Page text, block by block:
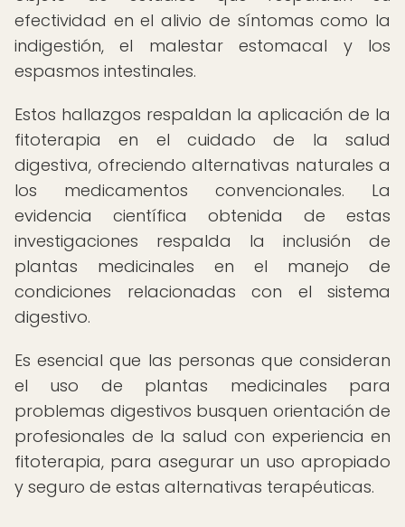
efectividad en el alivio de síntomas como la
indigestión, el malestar estomacal y los
espasmos intestinales.
Estos hallazgos respaldan la aplicación de la
fitoterapia en el cuidado de la salud
digestiva, ofreciendo alternativas naturales a
los medicamentos convencionales. La
evidencia científica obtenida de estas
investigaciones respalda la inclusión de
plantas medicinales en el manejo de
condiciones relacionadas con el sistema
digestivo.
Es esencial que las personas que consideran
el uso de plantas medicinales para
problemas digestivos busquen orientación de
profesionales de la salud con experiencia en
fitoterapia, para asegurar un uso apropiado
y seguro de estas alternativas terapéuticas.